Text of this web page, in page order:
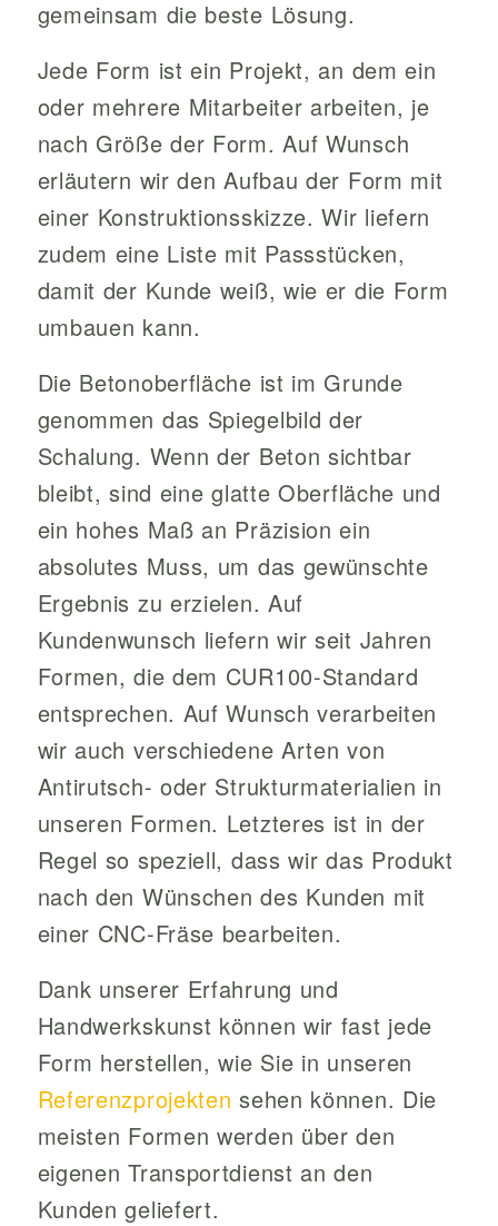
gemeinsam die beste Lösung.
Jede Form ist ein Projekt, an dem ein
oder mehrere Mitarbeiter arbeiten, je
nach Größe der Form. Auf Wunsch
erläutern wir den Aufbau der Form mit
einer Konstruktionsskizze. Wir liefern
zudem eine Liste mit Passstücken,
damit der Kunde weiß, wie er die Form
umbauen kann.
Die Betonoberfläche ist im Grunde
genommen das Spiegelbild der
Schalung. Wenn der Beton sichtbar
bleibt, sind eine glatte Oberfläche und
ein hohes Maß an Präzision ein
absolutes Muss, um das gewünschte
Ergebnis zu erzielen. Auf
Kundenwunsch liefern wir seit Jahren
Formen, die dem CUR100-Standard
entsprechen. Auf Wunsch verarbeiten
wir auch verschiedene Arten von
Antirutsch- oder Strukturmaterialien in
unseren Formen. Letzteres ist in der
Regel so speziell, dass wir das Produkt
nach den Wünschen des Kunden mit
einer CNC-Fräse bearbeiten.
Dank unserer Erfahrung und
Handwerkskunst können wir fast jede
Form herstellen, wie Sie in unseren
Referenzprojekten sehen können. Die
meisten Formen werden über den
eigenen Transportdienst an den
Kunden geliefert.